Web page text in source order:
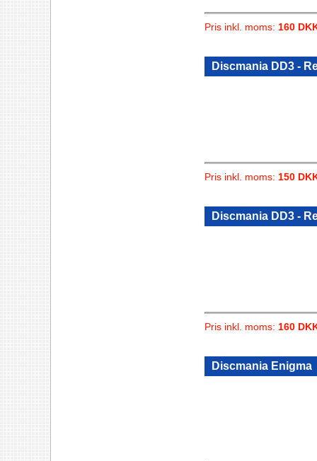
Pris inkl. moms: 160
Discmania DD3 -
Pris inkl. moms: 150
Discmania DD3 -
Pris inkl. moms: 160
Discmania Enigma